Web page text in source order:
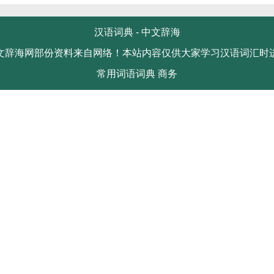
汉语词典 - 中文辞海
辞海网部份资料来自网络！本站内容仅供大家学习汉语词汇时
常用词语词典 商务